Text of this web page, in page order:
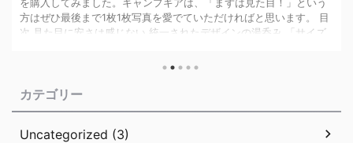
を購入してみました。キャンプギアは、「まずは見た目！」という
方はぜひ最後まで1枚1枚写真を愛でていただければと思います。 目
次 見た目に安さは感じない 統一されたデザインの湯呑み 「サイズ
い勝手アップ！ サヨウのスペック まとめ スノーピークの「サヨ
発、販売されています。 キャンプでの飲み物というとコーヒーが
カテゴリー
Uncategorized (3)